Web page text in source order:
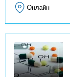
Онлайн